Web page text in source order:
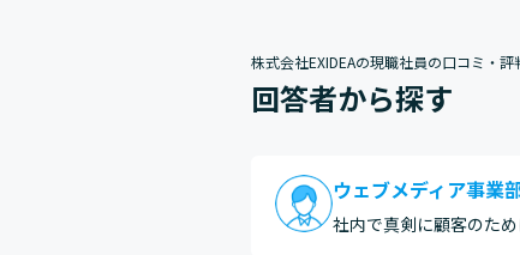
株式会社EXIDEAの現職社員の口コミ・評
回答者から探す
ウェブメディア事業
社内で真剣に顧客のた